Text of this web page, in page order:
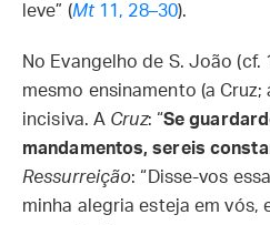
leve” (Mt11, 28–30).
No Evangelho de S. João (cf.
mesmo ensinamento (a
incisiva. A Cruz: “Se
mandamentos, sereis
Ressurreição: “Disse-vos
minha alegria esteja em vós,